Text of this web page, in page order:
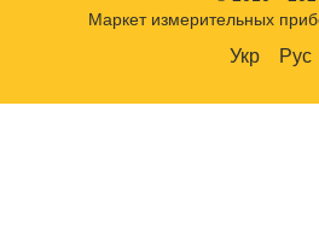
Маркет измерительных
Укр Рус